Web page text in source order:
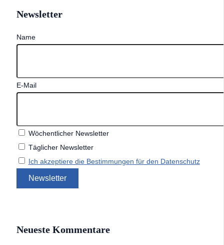
Newsletter
Name
E-Mail
Wöchentlicher Newsletter
Täglicher Newsletter
Ich akzeptiere die Bestimmungen für den Datenschutz
Neueste Kommentare